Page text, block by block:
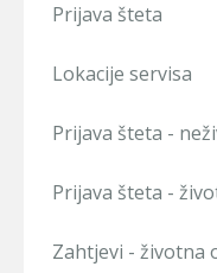
Prijava šteta
Lokacije servisa
Prijava šteta -
Prijava šteta -
Zahtjevi - životna